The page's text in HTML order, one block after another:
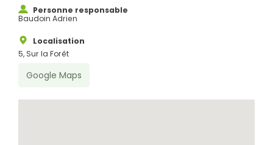
Personne responsable
Baudoin Adrien
Localisation
5, Sur la Forêt
Google Maps